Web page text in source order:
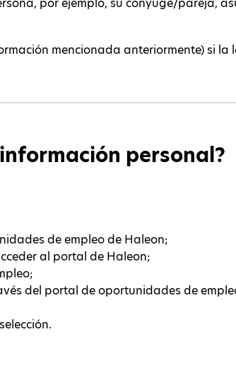
mencionada anteriormente) si la
personal?
de empleo de Haleon;
al portal de Haleon;
del portal de oportunidades de